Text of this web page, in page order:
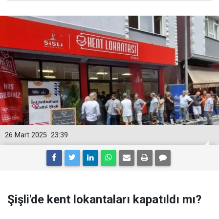
23:39
26 Mart 2025
Şişli'de kent lokantaları kapatıldı mı?